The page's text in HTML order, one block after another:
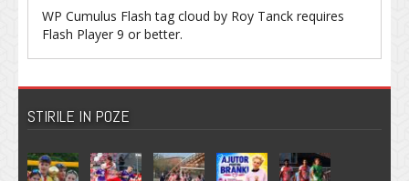
WP Cumulus Flash tag cloud by Roy Tanck requires
Flash Player 9 or better.
STIRILE IN POZE